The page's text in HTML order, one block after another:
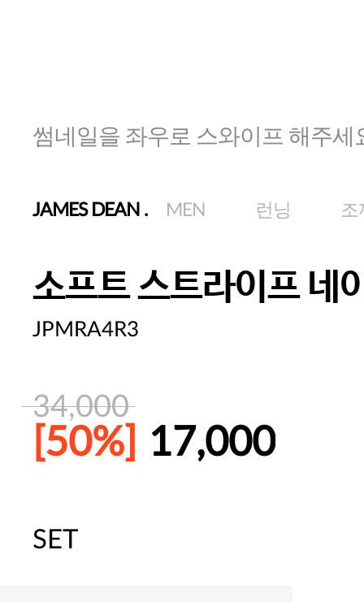
썸네일을 좌우로 스와이프 해주세
JAMES DEAN . MEN 런닝 조
소프트 스트라이프 네
JPMRA4R3
34,000
[50%] 17,000
주말특가 20%(8.7~8.9)/5만원 이
SET